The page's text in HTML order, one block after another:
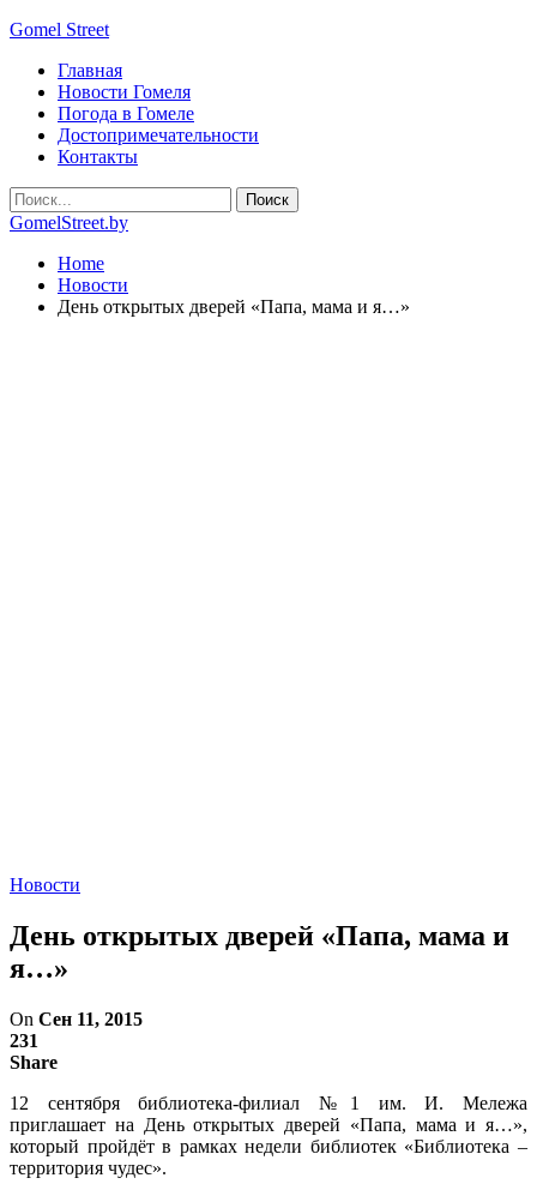
Gomel Street
Главная
Новости Гомеля
Погода в Гомеле
Достопримечательности
Контакты
GomelStreet.by
Home
Новости
День открытых дверей «Папа, мама и я…»
Новости
День открытых дверей «Папа, мама и
я…»
On Сен 11, 2015
231
Share
12 сентября библиотека-филиал №1 им. И. Мележа
приглашает на День открытых дверей «Папа, мама и я…»,
который пройдёт в рамках недели библиотек «Библиотека –
территория чудес».